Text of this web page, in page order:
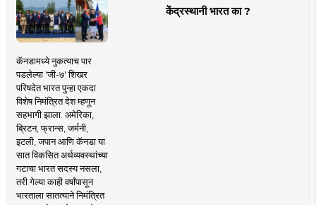
केंद्रस्थानी भारत का ?
कॅनडामध्ये नुकत्याच पार
पडलेल्या 'जी-७' शिखर
परिषदेत भारत पुन्हा एकदा
विशेष निमंत्रित देश म्हणून
सहभागी झाला. अमेरिका,
ब्रिटन, फ्रान्स, जर्मनी,
इटली, जपान आणि कॅनडा या
सात विकसित अर्थव्यवस्थांच्या
गटाचा भारत सदस्य नसला,
तरी गेल्या काही वर्षांपासून
भारताला सातत्याने निमंत्रित